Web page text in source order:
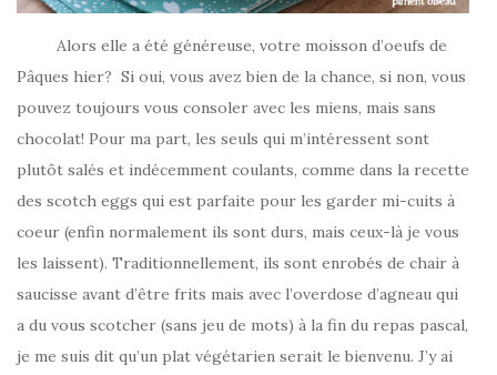
Alors elle a été généreuse, votre moisson d’oeufs de
Pâques hier? Si oui, vous avez bien de la chance, si non, vous
pouvez toujours vous consoler avec les miens, mais sans
chocolat! Pour ma part, les seuls qui m’intéressent sont
plutôt salés et indécemment coulants, comme dans la recette
des scotch eggs qui est parfaite pour les garder mi-cuits à
coeur (enfin normalement ils sont durs, mais ceux-là je vous
les laissent). Traditionnellement, ils sont enrobés de chair à
saucisse avant d’être frits mais avec l’overdose d’agneau qui
a du vous scotcher (sans jeu de mots) à la fin du repas pascal,
je me suis dit qu’un plat végétarien serait le bienvenu. J’y ai